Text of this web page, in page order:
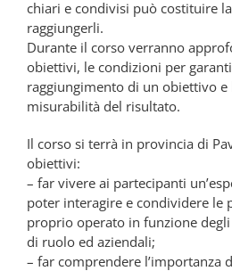
chiari e condivisi può costituire
raggiungerli.
Durante il corso verranno
obiettivi, le condizioni per
raggiungimento di un obiettivo e
misurabilità del risultato.
Il corso si terrà in provincia di
obiettivi:
– far vivere ai partecipanti
poter interagire e condividere le
proprio operato in funzione
di ruolo ed aziendali;
– far comprendere l’importanza